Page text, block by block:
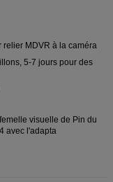
relier MDVR à la caméra
5-7 jours pour des
visuelle de Pin du
avec l'adapta